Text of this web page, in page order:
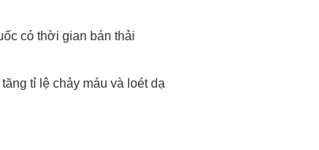
có thời gian bán thải
tỉ lệ chảy máu và loét dạ